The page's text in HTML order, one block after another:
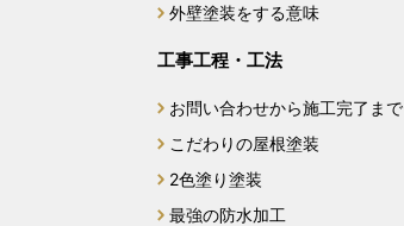
2024年7月
2024年6月
2024年4月
外壁塗装をする意味
工事工程・工法
お問い合わせから施工完了まで
こだわりの屋根塗装
2色塗り塗装
最強の防水加工